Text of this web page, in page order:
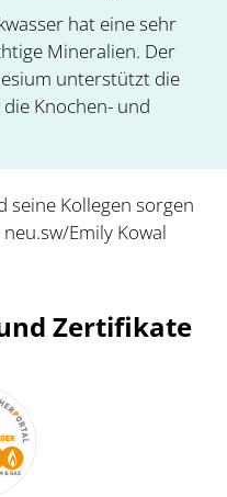
hat eine sehr
Mineralien. Der
unterstützt die
Knochen- und
Kollegen sorgen
Emily Kowal
Zertifikate